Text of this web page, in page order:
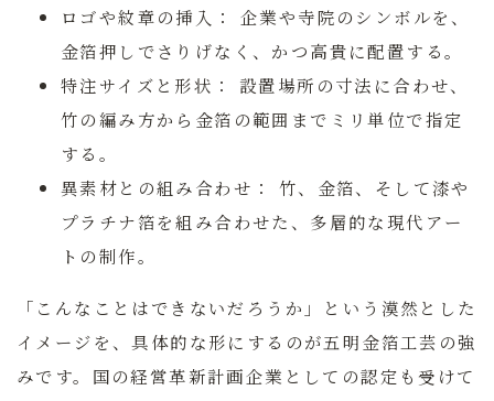
ロゴや紋章の挿入：
企業や寺院のシンボルを、
金箔押しでさりげなく、かつ高貴に配置する。
特注サイズと形状：
設置場所の寸法に合わせ、
竹の編み方から金箔の範囲までミリ単位で指定
する。
異素材との組み合わせ：
竹、金箔、そして漆や
プラチナ箔を組み合わせた、多層的な現代アー
トの制作。
「こんなことはできないだろうか」という漠然とした
イメージを、具体的な形にするのが五明金箔工芸の強
みです。国の経営革新計画企業としての認定も受けて